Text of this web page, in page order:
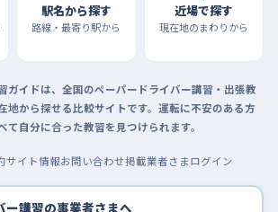
駅名から探す
路線・最寄り駅から
近場で探す
現在地のまわりから
ガイドは、全国のペーパードライバー講習・出張教
地から探せる比較サイトです。運転に不安のある方
て自分に合った教習を見つけられます。
サイト情報お問い合わせ掲載業者さまログイン
ー講習の事業者さまへ